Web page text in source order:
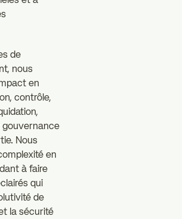
de
nous
en
contrôle,
Nous
en
à faire
qui
de
la sécurité